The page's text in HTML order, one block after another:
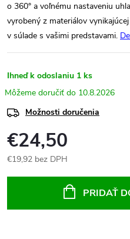
o 360° a voľnému nastaveniu
vyrobený z materiálov
v súlade s vašimi predstavami.
Ihneď k odoslaniu 1 ks
10.8.2026
Možnosti doručenia
€24,50
€19,92 bez DPH
PRIDAŤ